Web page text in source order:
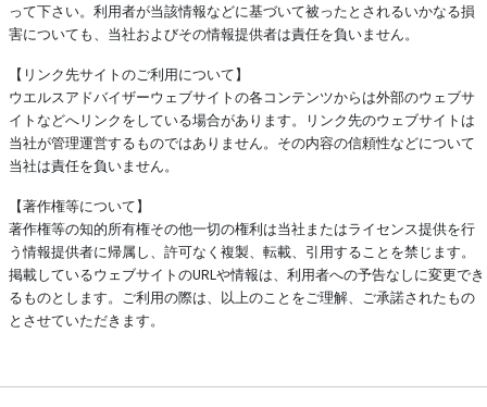
って下さい。利用者が当該情報などに基づいて被ったとされるいかなる損
害についても、当社およびその情報提供者は責任を負いません。
【リンク先サイトのご利用について】
ウエルスアドバイザーウェブサイトの各コンテンツからは外部のウェブサ
イトなどへリンクをしている場合があります。リンク先のウェブサイトは
当社が管理運営するものではありません。その内容の信頼性などについて
当社は責任を負いません。
【著作権等について】
著作権等の知的所有権その他一切の権利は当社またはライセンス提供を行
う情報提供者に帰属し、許可なく複製、転載、引用することを禁じます。
掲載しているウェブサイトのURLや情報は、利用者への予告なしに変更でき
るものとします。ご利用の際は、以上のことをご理解、ご承諾されたもの
とさせていただきます。